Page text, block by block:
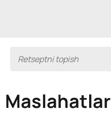
Maslahatlar